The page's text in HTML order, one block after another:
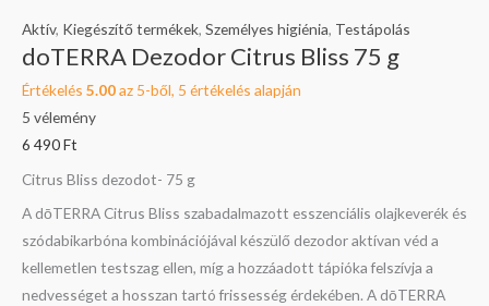
Aktív, Kiegészítő termékek, Személyes higiénia, Testápolás
doTERRA Dezodor Citrus Bliss 75 g
Értékelés 5.00az 5-ből, 5 értékelés alapján
5 vélemény
6 490Ft
Citrus Bliss dezodot- 75 g
A dōTERRA Citrus Bliss szabadalmazott esszenciális olajkeverék és
szódabikarbóna kombinációjával készülő dezodor aktívan véd a
kellemetlen testszag ellen, míg a hozzáadott tápióka felszívja a
nedvességet a hosszan tartó frissesség érdekében. A dōTERRA